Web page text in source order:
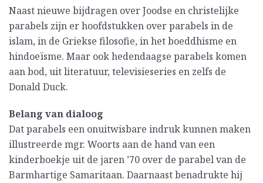
Naast nieuwe bijdragen over Joodse en christelijke
parabels zijn er hoofdstukken over parabels in de
islam, in de Griekse filosofie, in het boeddhisme en
hindoeïsme. Maar ook hedendaagse parabels komen
aan bod, uit literatuur, televisieseries en zelfs de
Donald Duck.
Belang van dialoog
Dat parabels een onuitwisbare indruk kunnen maken
illustreerde mgr. Woorts aan de hand van een
kinderboekje uit de jaren ’70 over de parabel van de
Barmhartige Samaritaan. Daarnaast benadrukte hij